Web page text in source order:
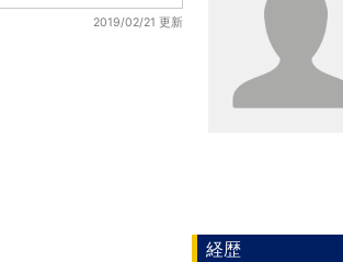
2019/02/21 更新
経歴